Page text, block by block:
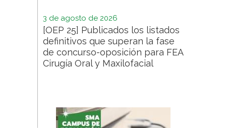
3 de agosto de 2026
[OEP 25] Publicados los listados
definitivos que superan la fase
de concurso-oposición para FEA
Cirugía Oral y Maxilofacial